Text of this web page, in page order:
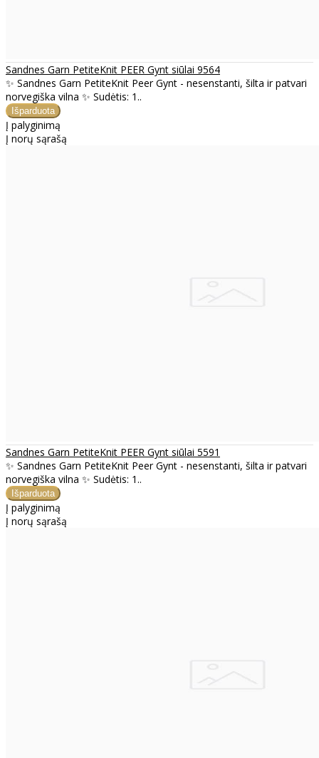
Sandnes Garn PetiteKnit PEER Gynt siūlai 9564
✨ Sandnes Garn PetiteKnit Peer Gynt - nesenstanti, šilta ir patvari
norvegiška vilna ✨ Sudėtis: 1..
Į palyginimą
Į norų sąrašą
Sandnes Garn PetiteKnit PEER Gynt siūlai 5591
✨ Sandnes Garn PetiteKnit Peer Gynt - nesenstanti, šilta ir patvari
norvegiška vilna ✨ Sudėtis: 1..
Į palyginimą
Į norų sąrašą